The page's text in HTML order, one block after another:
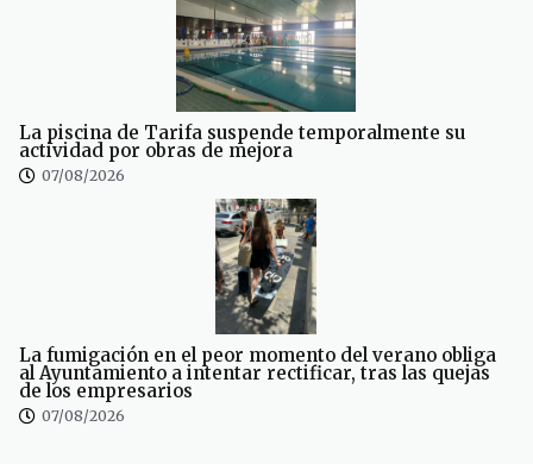
La piscina de Tarifa suspende temporalmente su
actividad por obras de mejora
07/08/2026
La fumigación en el peor momento del verano obliga
al Ayuntamiento a intentar rectificar, tras las quejas
de los empresarios
07/08/2026